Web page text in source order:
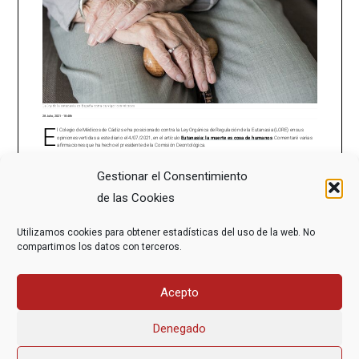
Gestionar el Consentimiento
de las Cookies
Utilizamos cookies para obtener estadísticas del uso de la web. No
compartimos los datos con terceros.
Acepto
Denegado